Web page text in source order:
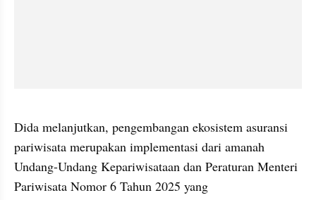
Dida melanjutkan, pengembangan ekosistem asuransi
pariwisata merupakan implementasi dari amanah
Undang-Undang Kepariwisataan dan Peraturan Menteri
Pariwisata Nomor 6 Tahun 2025 yang